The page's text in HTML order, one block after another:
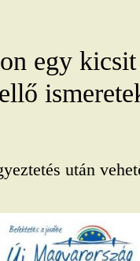
egy
után